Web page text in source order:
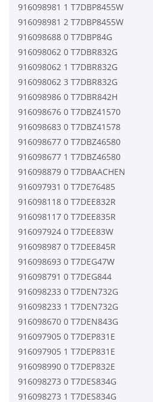
916098981 1 T7DBP8455W
916098981 2 T7DBP8455W
916098688 0 T7DBP84G
916098062 0 T7DBR832G
916098062 1 T7DBR832G
916098062 3 T7DBR832G
916098986 0 T7DBR842H
916098676 0 T7DBZ41570
916098683 0 T7DBZ41578
916098677 0 T7DBZ46580
916098677 1 T7DBZ46580
916098879 0 T7DBAACHEN
916097931 0 T7DE76485
916098118 0 T7DEE832R
916098117 0 T7DEE835R
916097924 0 T7DEE83W
916098987 0 T7DEE845R
916098693 0 T7DEG47W
916098791 0 T7DEG844
916098233 0 T7DEN732G
916098233 1 T7DEN732G
916098670 0 T7DEN843G
916097905 0 T7DEP831E
916097905 1 T7DEP831E
916098990 0 T7DEP832E
916098273 0 T7DES834G
916098273 1 T7DES834G